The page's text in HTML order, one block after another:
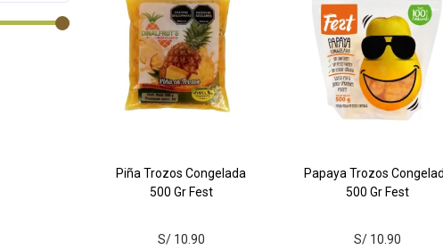
Piña Trozos Congelada
500 Gr Fest
S/10.90
Papaya Trozos
500 Gr Fest
S/ 10.90